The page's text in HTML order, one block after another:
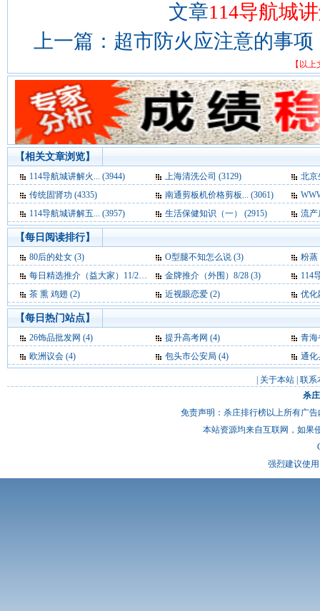
文章114导航城
上一篇： 超市防火应注意的事项
【以
【相关文章浏览】
114导航城讲解火... (3944) 上海清洗公司 (3129)
北京
传统固肾功 (4335)
南通剪板机价格剪板... (3061)
114导航城讲解五... (3957)
生活保健知识（一） (2915) 流产
【每日阅读排行】
80后的处女 (3) O型腿不知怎么说 (3)
粉蒸
每日精选推介（益大家）11/24 (3)
金牌推介（外围）8/28 (3)
114
茶 熏 鸡翅 (2)
近视眼恋爱 (2) 优化
【每日热门站点】
26饰品批发网 (4) 提升高考网 (4)
青海
欧洲议会 (4) 包头市公安局 (4) 通化
关于本站 联系
杀
免责声明：杀庄排行榜以上所有广
本站资源均来自互联网，如果
强烈建议使